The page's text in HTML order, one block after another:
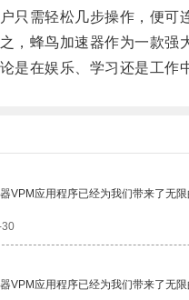
需轻松几步操作，便可连
蜂鸟加速器作为一款强大
在娱乐、学习还是工作中
VPM应用程序已经为我们带来了无限
VPM应用程序已经为我们带来了无限